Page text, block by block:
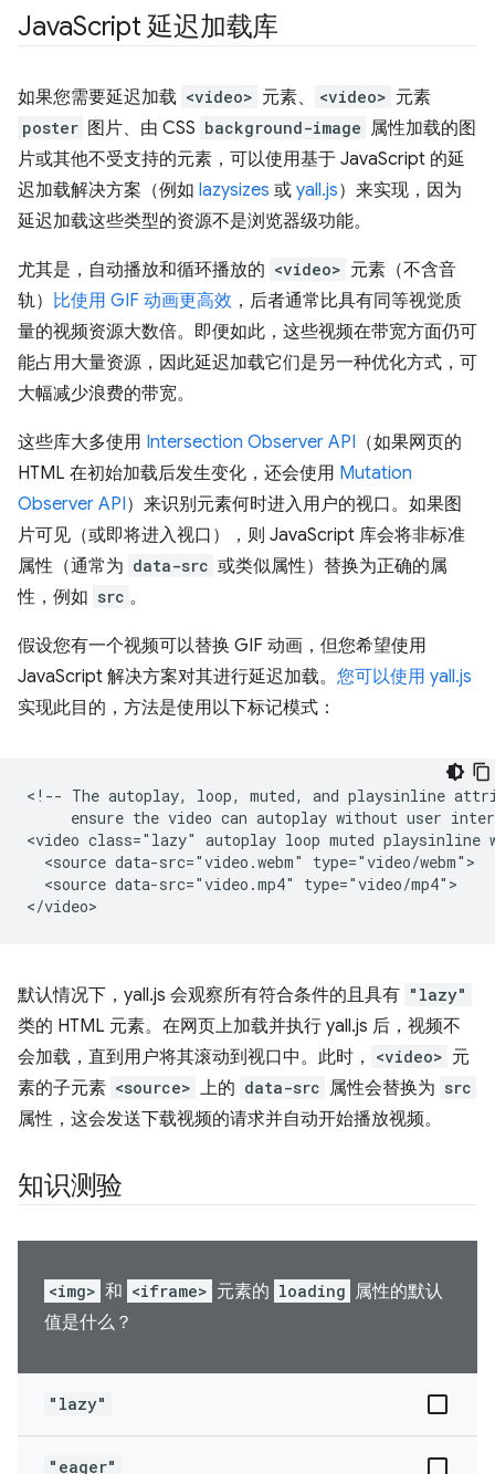
JavaScript 延迟加载库
如果您需要延迟加载 <video> 元素、 <video> 元素
poster 图片、由 CSS background-image 属性加载的图
片或其他不受支持的元素，可以使用基于 JavaScript 的延
迟加载解决方案（例如 lazysizes 或 yall.js）来实现，因为
延迟加载这些类型的资源不是浏览器级功能。
尤其是，自动播放和循环播放的 <video> 元素（不含音
轨） 比使用 GIF 动画更高效 ，后者通常比具有同等视觉质
量的视频资源大数倍。即便如此，这些视频在带宽方面仍可
能占用大量资源，因此延迟加载它们是另一种优化方式，可
大幅减少浪费的带宽。
这些库大多使用 Intersection Observer API （如果网页的
HTML 在初始加载后发生变化，还会使用 Mutation
Observer API）来识别元素何时进入用户的视口。如果图
片可见（或即将进入视口），则 JavaScript 库会将非标准
属性（通常为 data-src 或类似属性）替换为正确的属
性，例如 src 。
假设您有一个视频可以替换 GIF 动画，但您希望使用
JavaScript 解决方案对其进行延迟加载。 您可以使用 yall.js
实现此目的，方法是使用以下标记模式：
<!-- The autoplay, loop, muted, and playsinline
ensure the video can autoplay without user
<video class="lazy" autoplay loop muted playsinline
  <source data-src="video.webm" type="video/webm">
  <source data-src="video.mp4" type="video/mp4">
默认情况下，yall.js 会观察所有符合条件的且具有 "lazy"
类的 HTML 元素。在网页上加载并执行 yall.js 后，视频不
会加载，直到用户将其滚动到视口中。此时，
<video> 元
素的子元素 <source> 上的 data-src 属性会替换为 src
属性，这会发送下载视频的请求并自动开始播放视频。
知识测验
<img> 和 <iframe> 元素的 loading 属性的默认
值是什么？
"lazy"
"eager"